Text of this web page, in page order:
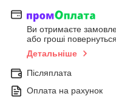
Ви отримаєте
або гроші
Детальніше
Післяплата
Оплата на рахунок